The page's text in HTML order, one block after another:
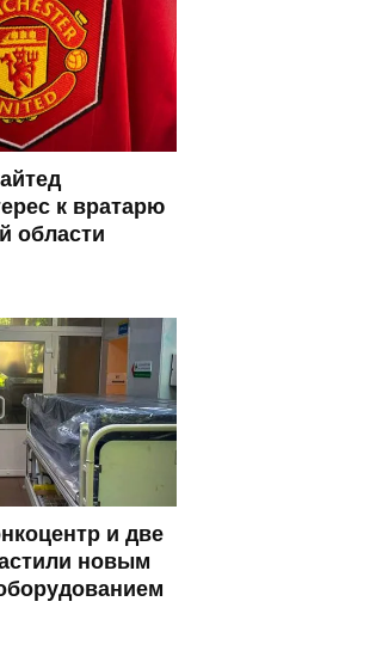
к вратарю
области
и две
новым